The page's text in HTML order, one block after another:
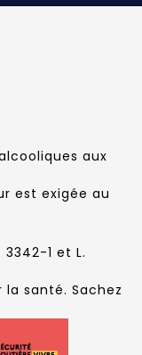
aux
est exigée au
3342-1 et L.
santé. Sachez